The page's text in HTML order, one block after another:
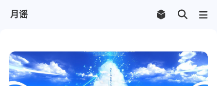
月谣